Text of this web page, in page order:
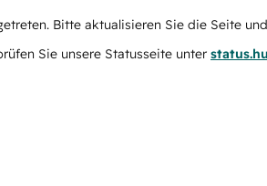
Bitte aktualisieren Sie die Seite
Sie unsere Statusseite unter